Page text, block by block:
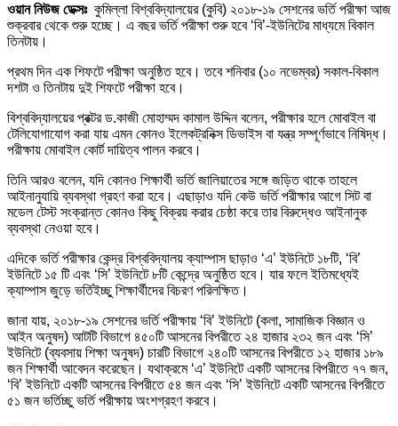
ওয়ান নিউজ ডেক্সঃ কুমিল্লা বিশ্ববিদ্যালয়ের (কুবি) ২০১৮-১৯ সেশনের ভর্তি পরীক্ষা আজ
শুক্রবার থেকে শুরু হচ্ছে। এ বছর ভর্তি পরীক্ষা শুরু হবে ‘বি’-ইউনিটের মাধ্যমে বিকাল
তিনটায়।
প্রথম দিন এক শিফটে পরীক্ষা অনুষ্ঠিত হবে। তবে শনিবার (১০ নভেম্বর) সকাল-বিকাল
দশটা ও তিনটায় দুই শিফটে পরীক্ষা হবে।
বিশ্ববিদ্যালয়ের প্রক্টর ড.কাজী মোহাম্মদ কামাল উদ্দিন বলেন, পরীক্ষার হলে মোবাইল বা
টেলিযোগাযোগ করা যায় এমন কোনও ইলেকট্রনিক্স ডিভাইস বা যন্ত্র সম্পূর্ণভাবে নিষিদ্ধ।
পরীক্ষায় মোবাইল কোর্ট দায়িত্ব পালন করবে।
তিনি আরও বলেন, যদি কোনও শিক্ষার্থী ভর্তি জালিয়াতের সঙ্গে জড়িত থাকে তাহলে
আইনানুযায়ি ব্যবস্থা গ্রহণ করা হবে। এছাড়াও যদি কেউ ভর্তি পরীক্ষার আগে সিট বা
মডেল টেস্ট সংক্রান্ত কোনও কিছু বিক্রয় করার চেষ্ঠা করে তার বিরুদ্ধেও আইনানুক
ব্যবস্থা নেওয়া হবে।
এদিকে ভর্তি পরীক্ষার কেন্দ্র বিশ্ববিদ্যালয় ক্যাম্পাস ছাড়াও ‘এ’ ইউনিটে ১৮টি, ‘বি’
ইউনিটে ১৫ টি এবং ‘সি’ ইউনিটে ৮টি কেন্দ্রে অনুষ্ঠিত হবে। যার ফলে ইতিমধ্যেই
ক্যাম্পাস জুড়ে ভর্তিইচ্ছু শিক্ষার্থীদের বিচরণ পরিলক্ষিত।
জানা যায়, ২০১৮-১৯ সেশনের ভর্তি পরীক্ষায় ‘বি’ ইউনিটে (কলা, সামাজিক বিজ্ঞান ও
আইন অনুষদ) আটটি বিভাগে ৪৫০টি আসনের বিপরীতে ২৪ হাজার ২৩২ জন এবং ‘সি’
ইউনিটে (ব্যবসায় শিক্ষা অনুষদ) চারটি বিভাগে ২৪০টি আসনের বিপরীতে ১২ হাজার ১৮৯
জন শিক্ষার্থী আবেদন করেছেন। যথাক্রমে ‘এ’ ইউনিটে একটি আসনের বিপরীতে ৭৭ জন,
‘বি’ ইউনিটে একটি আসনের বিপরীতে ৫৪ জন এবং ‘সি’ ইউনিটে একটি আসনের বিপরীতে
৫১ জন ভর্তিচ্ছু ভর্তি পরীক্ষায় অংশগ্রহণ করবে।